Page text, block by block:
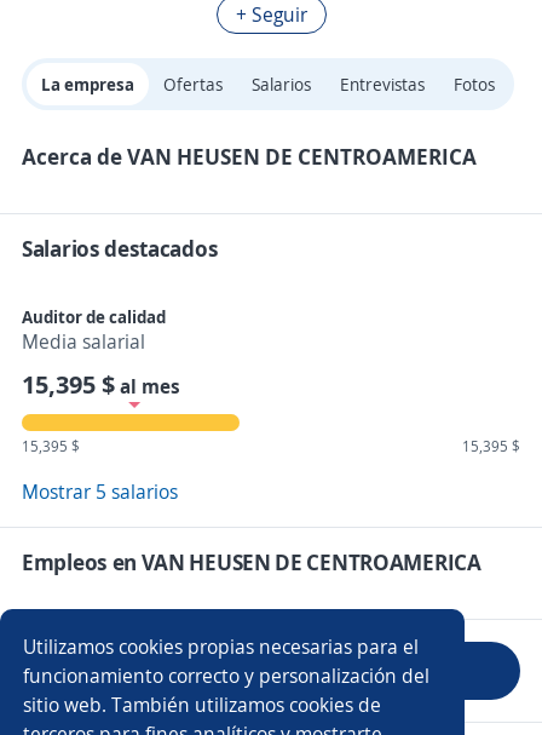
Utilizamos cookies propias necesarias para el
funcionamiento correcto y personalización del
sitio web. También utilizamos cookies de
+ Seguir
La empresa Ofertas Salarios Entrevistas Fotos
Acerca de VAN HEUSEN DE CENTROAMERICA
Salarios destacados
Auditor de calidad
Media salarial
15,395 $al mes
15,395 $ 15,395 $
Mostrar 5 salarios
Empleos en VAN HEUSEN DE CENTROAMERICA
Evaluar empresa